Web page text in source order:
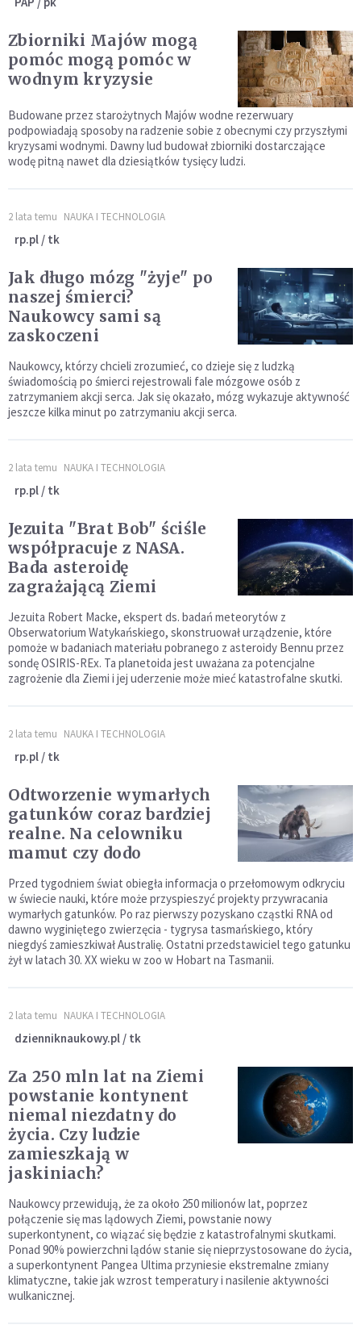
Zbiorniki Majów mogą
pomóc mogą pomóc w
wodnym kryzysie
Budowane przez starożytnych Majów wodne rezerwuary
podpowiadają sposoby na radzenie sobie z obecnymi czy przyszłymi
kryzysami wodnymi. Dawny lud budował zbiorniki dostarczające
wodę pitną nawet dla dziesiątków tysięcy ludzi.
2 lata temu NAUKA I TECHNOLOGIA
rp.pl / tk
Jak długo mózg "żyje" po
naszej śmierci?
Naukowcy sami są
zaskoczeni
Naukowcy, którzy chcieli zrozumieć, co dzieje się z ludzką
świadomością po śmierci rejestrowali fale mózgowe osób z
zatrzymaniem akcji serca. Jak się okazało, mózg wykazuje aktywność
jeszcze kilka minut po zatrzymaniu akcji serca.
2 lata temu NAUKA I TECHNOLOGIA
rp.pl / tk
Jezuita "Brat Bob" ściśle
współpracuje z NASA.
Bada asteroidę
zagrażającą Ziemi
Jezuita Robert Macke, ekspert ds. badań meteorytów z
Obserwatorium Watykańskiego, skonstruował urządzenie, które
pomoże w badaniach materiału pobranego z asteroidy Bennu przez
sondę OSIRIS-REx. Ta planetoida jest uważana za potencjalne
zagrożenie dla Ziemi i jej uderzenie może mieć katastrofalne skutki.
2 lata temu NAUKA I TECHNOLOGIA
rp.pl / tk
Odtworzenie wymarłych
gatunków coraz bardziej
realne. Na celowniku
mamut czy dodo
Przed tygodniem świat obiegła informacja o przełomowym odkryciu
w świecie nauki, które może przyspieszyć projekty przywracania
wymarłych gatunków. Po raz pierwszy pozyskano cząstki RNA od
dawno wyginiętego zwierzęcia - tygrysa tasmańskiego, który
niegdyś zamieszkiwał Australię. Ostatni przedstawiciel tego gatunku
żył w latach 30. XX wieku w zoo w Hobart na Tasmanii.
2 lata temu NAUKA I TECHNOLOGIA
dzienniknaukowy.pl / tk
Za 250 mln lat na Ziemi
powstanie kontynent
niemal niezdatny do
życia. Czy ludzie
zamieszkają w
jaskiniach?
Naukowcy przewidują, że za około 250 milionów lat, poprzez
połączenie się mas lądowych Ziemi, powstanie nowy
superkontynent, co wiązać się będzie z katastrofalnymi skutkami.
Ponad 90% powierzchni lądów stanie się nieprzystosowane do życia,
a superkontynent Pangea Ultima przyniesie ekstremalne zmiany
klimatyczne, takie jak wzrost temperatury i nasilenie aktywności
wulkanicznej.